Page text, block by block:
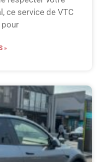
ce service de VTC
pour
»